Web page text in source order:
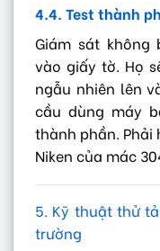
4.4. Test thành
Giám sát
vào giấy tờ. Họ
ngẫu nhiên lên
cầu dùng máy
thành phần. Phải
Niken của mác
5. Kỹ thuật thử
trường